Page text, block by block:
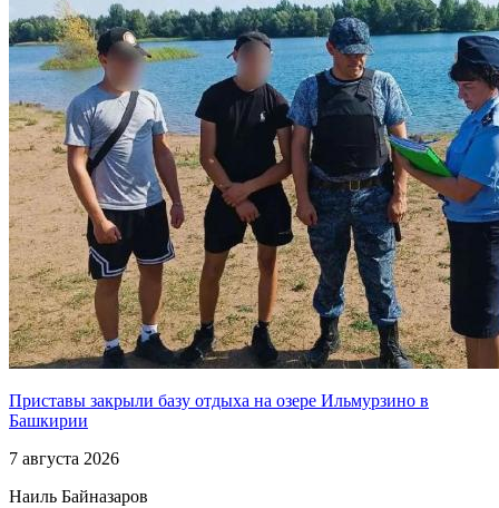
Приставы закрыли базу отдыха на озере Ильмурзино в
Башкирии
7 августа 2026
Наиль Байназаров